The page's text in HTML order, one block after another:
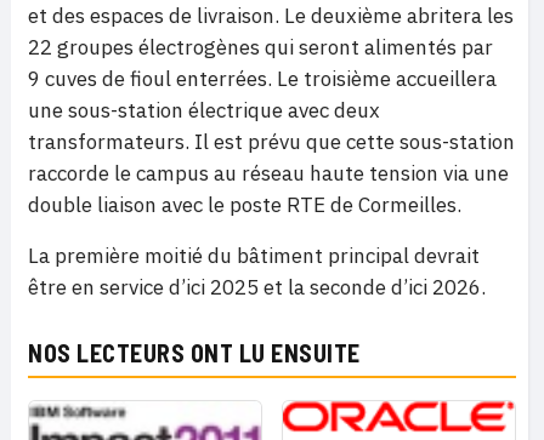
et des espaces de livraison. Le deuxième abritera les
22 groupes électrogènes qui seront alimentés par
9 cuves de fioul enterrées. Le troisième accueillera
une sous-station électrique avec deux
transformateurs. Il est prévu que cette sous-station
raccorde le campus au réseau haute tension via une
double liaison avec le poste RTE de Cormeilles.
La première moitié du bâtiment principal devrait
être en service d’ici 2025 et la seconde d’ici 2026.
NOS LECTEURS ONT LU ENSUITE